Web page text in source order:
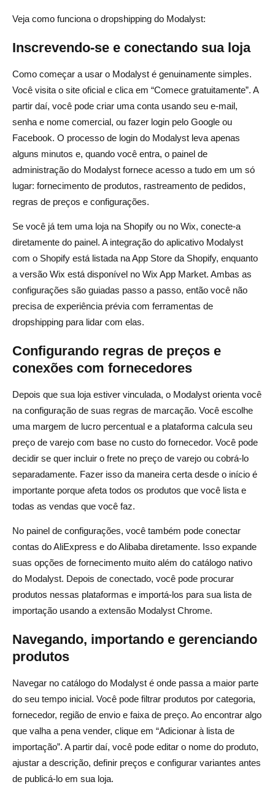
Veja como funciona o dropshipping do Modalyst:
Inscrevendo-se e conectando sua loja
Como começar a usar o Modalyst é genuinamente simples.
Você visita o site oficial e clica em “Comece gratuitamente”. A
partir daí, você pode criar uma conta usando seu e-mail,
senha e nome comercial, ou fazer login pelo Google ou
Facebook. O processo de login do Modalyst leva apenas
alguns minutos e, quando você entra, o painel de
administração do Modalyst fornece acesso a tudo em um só
lugar: fornecimento de produtos, rastreamento de pedidos,
regras de preços e configurações.
Se você já tem uma loja na Shopify ou no Wix, conecte-a
diretamente do painel. A integração do aplicativo Modalyst
com o Shopify está listada na App Store da Shopify, enquanto
a versão Wix está disponível no Wix App Market. Ambas as
configurações são guiadas passo a passo, então você não
precisa de experiência prévia com ferramentas de
dropshipping para lidar com elas.
Configurando regras de preços e
conexões com fornecedores
Depois que sua loja estiver vinculada, o Modalyst orienta você
na configuração de suas regras de marcação. Você escolhe
uma margem de lucro percentual e a plataforma calcula seu
preço de varejo com base no custo do fornecedor. Você pode
decidir se quer incluir o frete no preço de varejo ou cobrá-lo
separadamente. Fazer isso da maneira certa desde o início é
importante porque afeta todos os produtos que você lista e
todas as vendas que você faz.
No painel de configurações, você também pode conectar
contas do AliExpress e do Alibaba diretamente. Isso expande
suas opções de fornecimento muito além do catálogo nativo
do Modalyst. Depois de conectado, você pode procurar
produtos nessas plataformas e importá-los para sua lista de
importação usando a extensão Modalyst Chrome.
Navegando, importando e gerenciando
produtos
Navegar no catálogo do Modalyst é onde passa a maior parte
do seu tempo inicial. Você pode filtrar produtos por categoria,
fornecedor, região de envio e faixa de preço. Ao encontrar algo
que valha a pena vender, clique em “Adicionar à lista de
importação”. A partir daí, você pode editar o nome do produto,
ajustar a descrição, definir preços e configurar variantes antes
de publicá-lo em sua loja.